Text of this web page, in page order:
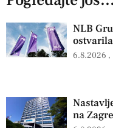
NLB
6.8.2026
na